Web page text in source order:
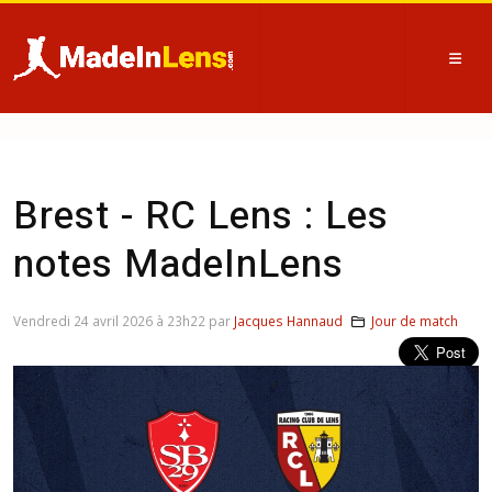
Brest - RC Lens : Les
notes MadeInLens
Vendredi 24 avril 2026 à 23h22 par Jacques Hannaud Jour de match